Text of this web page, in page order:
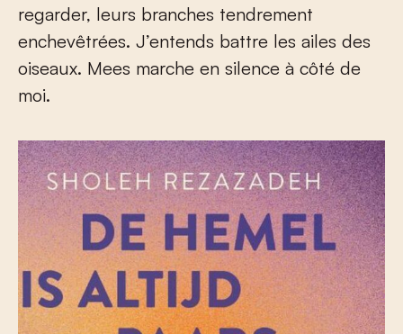
regarder, leurs branches tendrement
enchevêtrées. J’entends battre les ailes des
oiseaux. Mees marche en silence à côté de
moi.